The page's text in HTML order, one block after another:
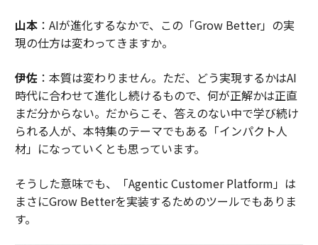
山本：AIが進化するなかで、この「Grow Better」の実
現の仕方は変わってきますか。
伊佐：本質は変わりません。ただ、どう実現するかはAI
時代に合わせて進化し続けるもので、何が正解かは正直
まだ分からない。だからこそ、答えのない中で学び続け
られる人が、本特集のテーマでもある「インパクト人
材」になっていくとも思っています。
そうした意味でも、「Agentic Customer Platform」は
まさにGrow Betterを実装するためのツールでもありま
す。